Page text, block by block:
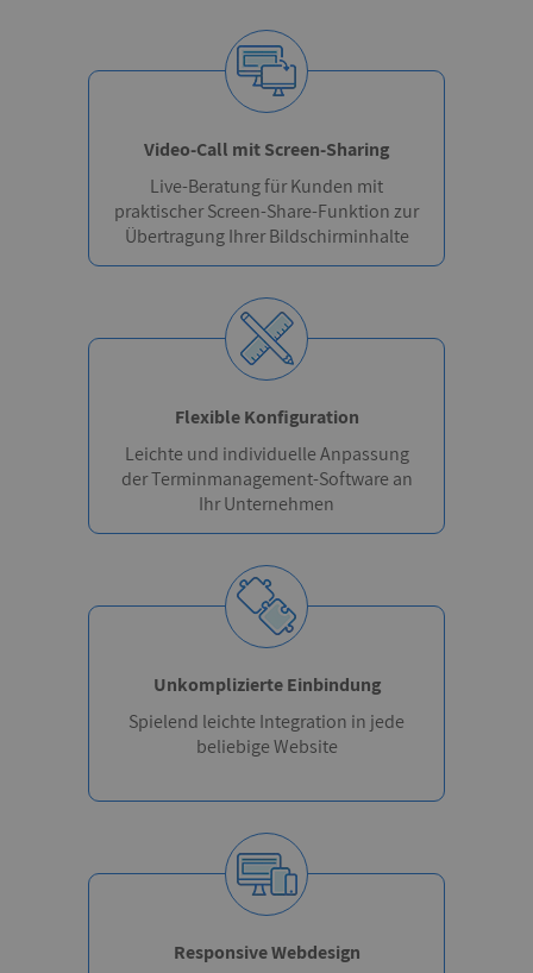
Video-Call mit Screen-Sharing
Live-Beratung für Kunden mit
praktischer Screen-Share-Funktion zur
Übertragung Ihrer Bildschirminhalte
Flexible Konfiguration
Leichte und individuelle Anpassung
der Terminmanagement-Software an
Ihr Unternehmen
Unkomplizierte Einbindung
Spielend leichte Integration in jede
beliebige Website
Responsive Webdesign